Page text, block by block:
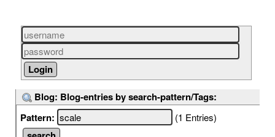
Blog: Blog-entries by search-pattern/Tags:
Pattern:
(1 Entries)